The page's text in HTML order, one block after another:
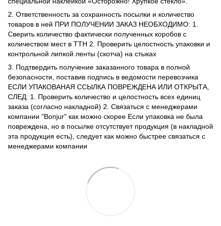
2. Ответственность за сохранность посылки и количество
товаров в ней ПРИ ПОЛУЧЕНИИ ЗАКАЗ НЕОБХОДИМО: 1.
Сверить количество фактически полученных коробов с
количеством мест в ТТН 2. Проверить целостность упаковки и
контрольной липкой ленты (скотча) на стыках
3. Подтвердить получение заказанного товара в полной
безопасности, поставив подпись в ведомости перевозчика
ЕСЛИ УПАКОВАНАЯ ССЫЛКА ПОВРЕЖДЕНА ИЛИ ОТКРЫТА,
СЛЕД: 1. Проверить количество и целостность всех единиц
заказа (согласно накладной) 2. Связаться с менеджерами
компании "Bonjur" как можно скорее Если упаковка не была
повреждена, но в посылке отсутствует продукция (в накладной
эта продукция есть), следует как можно быстрее связаться с
менеджерами компании